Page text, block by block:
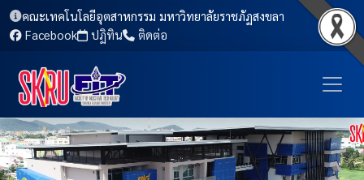
คณะเทคโนโลยีอุตสาหกรรม มหาวิทยาลัยราชภัฏสงขลา
Facebook
ปฏิทิน ติดต่อ